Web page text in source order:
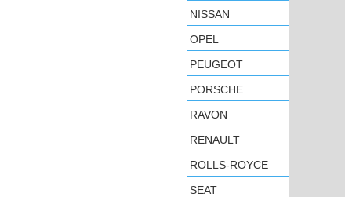
NISSAN
OPEL
PEUGEOT
PORSCHE
RAVON
RENAULT
ROLLS-ROYCE
SEAT